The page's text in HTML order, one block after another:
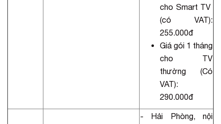
cho Smart TV
(có VAT):
255.000đ
Giá gói 1 tháng
cho TV
thường (Có
VAT):
290.000đ
- Hải Phòng, nội